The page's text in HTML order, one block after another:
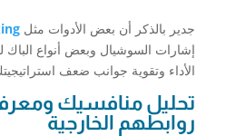
جدير بالذكر أن بعض الأدوات مثل
إشارات السوشيال وبعض أنواع الباك
الأداء وتقوية جوانب ضعف
تحليل منافسيك
روابطهم الخارجية